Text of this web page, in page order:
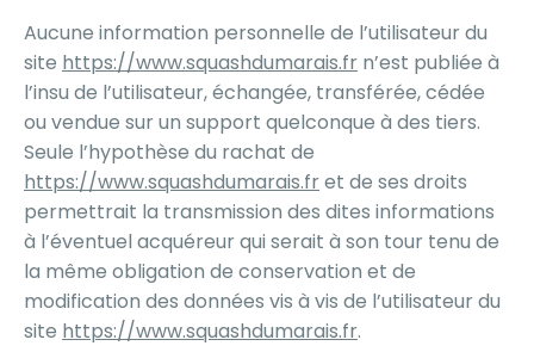
Aucune information personnelle de l’utilisateur du
site https://www.squashdumarais.fr n’est publiée à
l’insu de l’utilisateur, échangée, transférée, cédée
ou vendue sur un support quelconque à des tiers.
Seule l’hypothèse du rachat de
https://www.squashdumarais.fret de ses droits
permettrait la transmission des dites informations
à l’éventuel acquéreur qui serait à son tour tenu de
la même obligation de conservation et de
modification des données vis à vis de l’utilisateur du
site https://www.squashdumarais.fr.